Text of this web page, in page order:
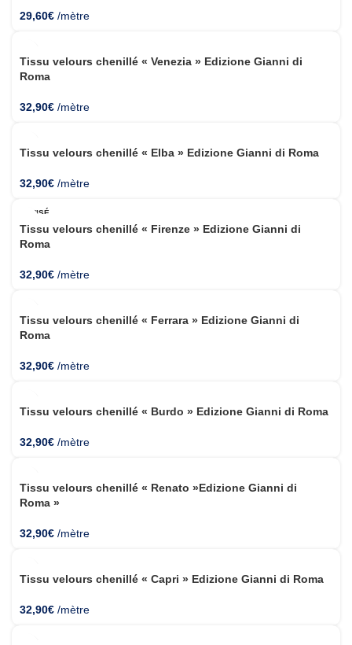
29,60€ /mètre
Tissu velours chenillé « Venezia » Edizione Gianni di
Roma
32,90€ /mètre
Tissu velours chenillé « Elba » Edizione Gianni di Roma
32,90€ /mètre
ÉPUISÉ
Tissu velours chenillé « Firenze » Edizione Gianni di
Roma
32,90€ /mètre
Tissu velours chenillé « Ferrara » Edizione Gianni di
Roma
32,90€ /mètre
Tissu velours chenillé « Burdo » Edizione Gianni di Roma
32,90€ /mètre
Tissu velours chenillé « Renato »Edizione Gianni di
Roma »
32,90€ /mètre
Tissu velours chenillé « Capri » Edizione Gianni di Roma
32,90€ /mètre